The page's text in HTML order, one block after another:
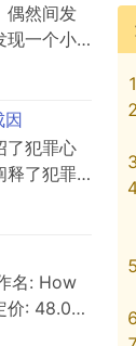
偶然间发
现一个小
子，训
孩子注
因
了犯罪心
释了犯罪
的成长
名: How
价: 48.00
中，到处